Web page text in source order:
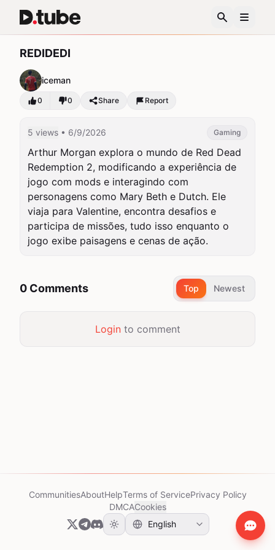
REDIDEDI
iceman
0 0 Share Report
5 views • 6/9/2026 Gaming
Arthur Morgan explora o mundo de Red Dead
Redemption 2, modificando a experiência de
jogo com mods e interagindo com
personagens como Mary Beth e Dutch. Ele
viaja para Valentine, encontra desafios e
participa de missões, tudo isso enquanto o
jogo exibe paisagens e cenas de ação.
0 Comments Top Newest
Loginto comment
CommunitiesAboutHelpTerms of ServicePrivacy Policy
DMCACookies